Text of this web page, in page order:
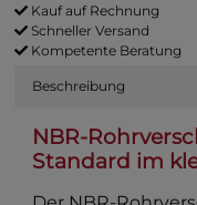
Kauf auf Rechnung
Schneller Versand
Kompetente Beratung
Beschreibung
NBR-
Standard im